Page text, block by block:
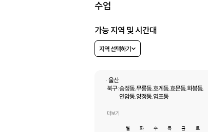
수업
가능 지역 및 시간대
지역 선택하기
· 울산
북구 :송정동, 무룡동, 호계동, 효문동, 화봉동,
연암동, 양정동, 염포동
중구 :
더보기
월 화 수 목 금 토